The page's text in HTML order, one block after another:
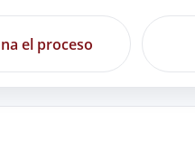
el proceso